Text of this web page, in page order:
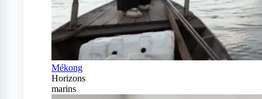
Mékong
Horizons
marins